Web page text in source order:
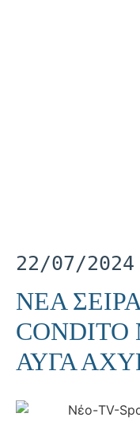
22/07/2024
ΝΕΑ
ΑΥΓΑ